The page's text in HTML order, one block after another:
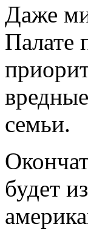
Даже
Палате
семьи.
будет